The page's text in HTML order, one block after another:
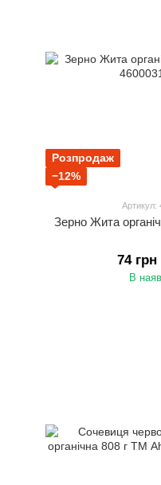
Розпродаж
−12%
Артикул:
Зерно Жита
74 грн
В